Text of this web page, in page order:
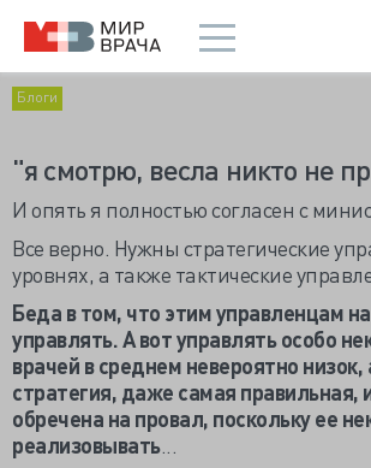
Блоги
"я смотрю, весла никто не
И опять я полностью согласен с
Все верно. Нужны стратегические
уровнях, а также тактические
Беда в том, что этим управленцам
управлять. А вот управлять особо
врачей в среднем невероятно
стратегия, даже самая правильная,
обречена на провал, поскольку ее
реализовывать...